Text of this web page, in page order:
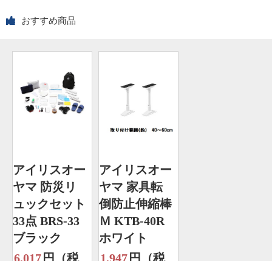
おすすめ商品
アイリスオー
ヤマ 防災リ
ュックセット
33点 BRS-33
ブラック
6,017 円（税
アイリスオー
ヤマ 家具転
倒防止伸縮棒
Ｍ KTB-40R
ホワイト
1,947 円（税